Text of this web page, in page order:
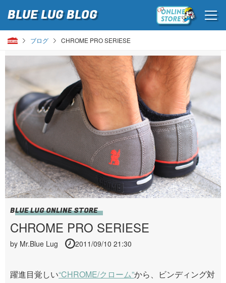
BLUE LUGBLOG
ブログ CHROME PRO SERIESE
BLUE LUG ONLINE STORE
CHROME PRO SERIESE
by Mr.Blue Lug 2011/09/10 21:30
躍進目覚しい“CHROME/クローム”から、ビンディング対